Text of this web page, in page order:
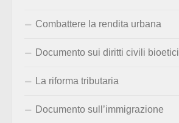
Combattere la rendita urbana
Documento sui diritti civili bioetici
La riforma tributaria
Documento sull’immigrazione